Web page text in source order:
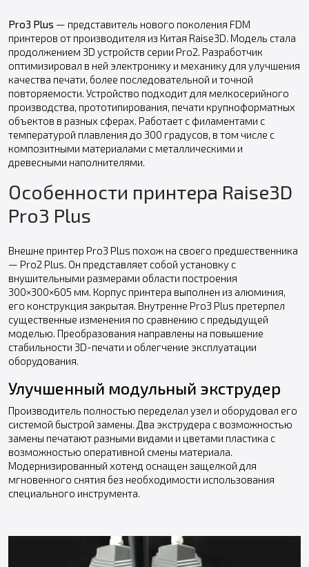
Pro3 Plus — представитель нового поколения FDM
принтеров от производителя из Китая Raise3D. Модель стала
продолжением 3D устройств серии Pro2. Разработчик
оптимизировал в ней электронику и механику для улучшения
качества печати, более последовательной и точной
повторяемости. Устройство подходит для мелкосерийного
производства, прототипирования, печати крупноформатных
объектов в разных сферах. Работает с филаментами с
температурой плавления до 300 градусов, в том числе с
композитными материалами с металлическими и
древесными наполнителями.
Особенности принтера Raise3D
Pro3 Plus
Внешне принтер Pro3 Plus похож на своего предшественника
— Pro2 Plus. Он представляет собой установку с
внушительными размерами области построения
300×300×605 мм. Корпус принтера выполнен из алюминия,
его конструкция закрытая. Внутренне Pro3 Plus претерпел
существенные изменения по сравнению с предыдущей
моделью. Преобразования направлены на повышение
стабильности 3D-печати и облегчение эксплуатации
оборудования.
Улучшенный модульный экструдер
Производитель полностью переделал узел и оборудовал его
системой быстрой замены. Два экструдера с возможностью
замены печатают разными видами и цветами пластика с
возможностью оперативной смены материала.
Модернизированный хотенд оснащен защелкой для
мгновенного снятия без необходимости использования
специального инструмента.